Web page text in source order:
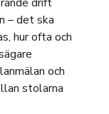
– det ska
hur ofta och
och
stolarna